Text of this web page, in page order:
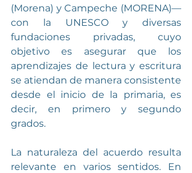
(Morena) y Campeche (MORENA)—
con la UNESCO y diversas
fundaciones privadas, cuyo
objetivo es asegurar que los
aprendizajes de lectura y escritura
se atiendan de manera consistente
desde el inicio de la primaria, es
decir, en primero y segundo
grados.
La naturaleza del acuerdo resulta
relevante en varios sentidos. En